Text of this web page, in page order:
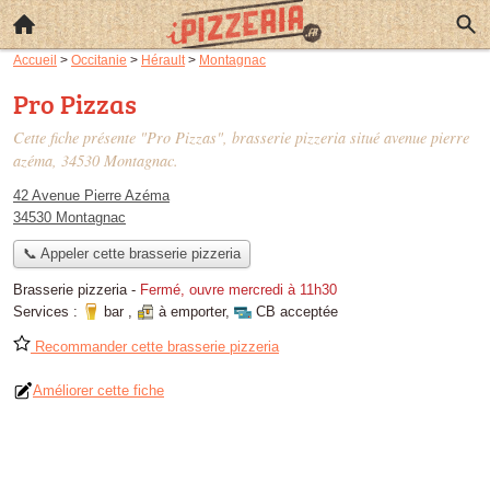
Accueil > Occitanie > Hérault > Montagnac
Pro Pizzas
Cette fiche présente "Pro Pizzas", brasserie pizzeria situé avenue pierre
azéma, 34530 Montagnac.
42 Avenue Pierre Azéma
34530 Montagnac
📞 Appeler cette brasserie pizzeria
Brasserie pizzeria- Fermé, ouvre mercredi à 11h30
Services :
bar , à emporter, CB acceptée
Recommander cette brasserie pizzeria
Améliorer cette fiche